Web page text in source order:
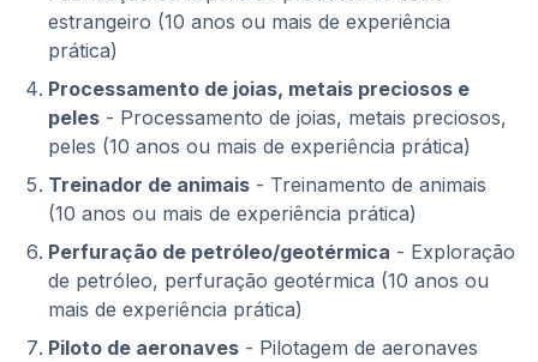
estrangeiro (10 anos ou mais de experiência
prática)
Processamento de joias, metais preciosos e
peles - Processamento de joias, metais preciosos,
peles (10 anos ou mais de experiência prática)
Treinador de animais - Treinamento de animais
(10 anos ou mais de experiência prática)
Perfuração de petróleo/geotérmica - Exploração
de petróleo, perfuração geotérmica (10 anos ou
mais de experiência prática)
Piloto de aeronaves - Pilotagem de aeronaves